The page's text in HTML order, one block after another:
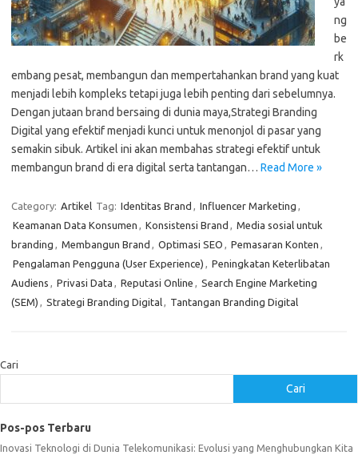
ng
be
rk
embang pesat, membangun dan mempertahankan brand yang kuat
menjadi lebih kompleks tetapi juga lebih penting dari sebelumnya.
Dengan jutaan brand bersaing di dunia maya,Strategi Branding
Digital yang efektif menjadi kunci untuk menonjol di pasar yang
semakin sibuk. Artikel ini akan membahas strategi efektif untuk
membangun brand di era digital serta tantangan… Read More »
Category: Artikel Tag: Identitas Brand , Influencer Marketing ,
Keamanan Data Konsumen , Konsistensi Brand , Media sosial untuk
branding , Membangun Brand , Optimasi SEO , Pemasaran Konten ,
Pengalaman Pengguna (User Experience) , Peningkatan Keterlibatan
Audiens , Privasi Data , Reputasi Online , Search Engine Marketing
(SEM) , Strategi Branding Digital, Tantangan Branding Digital
Cari
Cari
Pos-pos Terbaru
Inovasi Teknologi di Dunia Telekomunikasi: Evolusi yang Menghubungkan Kita